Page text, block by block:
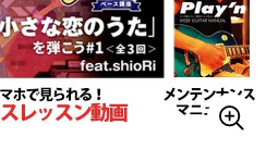
その他楽器
エフェクター